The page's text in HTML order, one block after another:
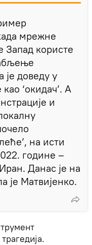
мрежне
Запад користе
је доведу у
‘окидач’. А
и
на исти
године –
Данас је на
је Матвијенко.